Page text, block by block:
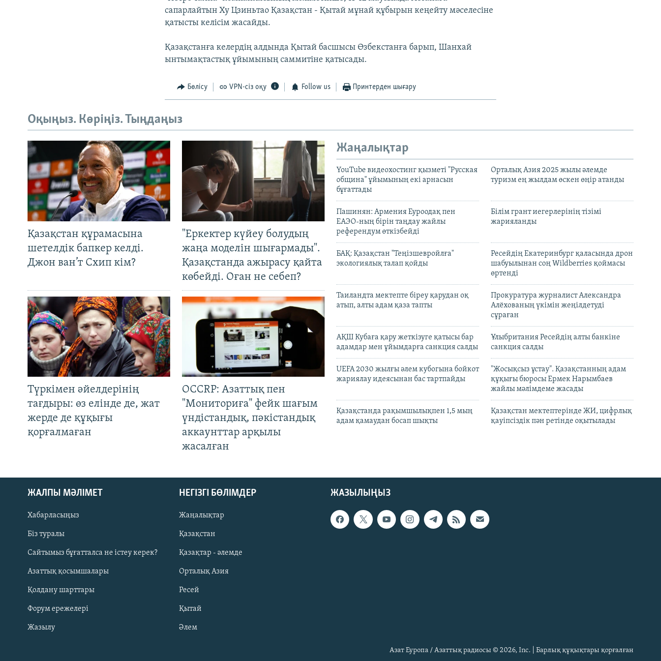
Русский
ЖАЗЫЛЫҢЫЗ
сапарлайтын Ху Цзиньтао Қазақстан - Қытай мұнай құбырын кеңейту мәселесіне
қатысты келісім жасайды.
Қазақстанға келердің алдында Қытай басшысы Өзбекстанға барып, Шанхай
ынтымақтастық ұйымының саммитіне қатысады.
Бөлісу VPN-сіз оқу Follow us Принтерден шығару
Оқыңыз. Көріңіз. Тыңдаңыз
Қазақстан құрамасына
шетелдік бапкер келді.
Джон ван’т Схип кім?
"Еркектер күйеу болудың
жаңа моделін шығармады".
Қазақстанда ажырасу қайта
көбейді. Оған не себеп?
Түркімен әйелдерінің
тағдыры: өз елінде де, жат
жерде де құқығы
қорғалмаған
OCCRP: Азаттық пен
"Мониториға" фейк шағым
үндістандық, пәкістандық
аккаунттар арқылы
жасалған
Жаңалықтар
YouTube видеохостинг қызметі "Русская
община" ұйымының екі арнасын
бұғаттады
Орталық Азия 2025 жылы әлемде
туризм ең жылдам өскен өңір атанды
Пашинян: Армения Еуроодақ пен
ЕАЭО-ның бірін таңдау жайлы
референдум өткізбейді
Білім грант иегерлерінің тізімі
жарияланды
БАҚ: Қазақстан "Теңізшевройлға"
экологиялық талап қойды
Ресейдің Екатеринбург қаласында дрон
шабуылынан соң Wildberries қоймасы
өртенді
Таиландта мектепте біреу қарудан оқ
атып, алты адам қаза тапты
Прокуратура журналист Александра
Алёхованың үкімін жеңілдетуді
сұраған
АҚШ Кубаға қару жеткізуге қатысы бар
адамдар мен ұйымдарға санкция салды
Ұлыбритания Ресейдің алты банкіне
санкция салды
UEFA 2030 жылғы әлем кубогына бойкот
жариялау идеясынан бас тартпайды
"Жосықсыз ұстау". Қазақстанның адам
құқығы бюросы Ермек Нарымбаев
жайлы мәлімдеме жасады
Қазақстанда рақымшылықпен 1,5 мың
адам қамаудан босап шықты
Қазақстан мектептерінде ЖИ, цифрлық
қауіпсіздік пән ретінде оқытылады
ЖАЗЫЛЫҢЫЗ
ЖАЛПЫ МӘЛІМЕТ
Хабарласыңыз
Біз туралы
Сайтымыз бұғатталса не істеу керек?
Азаттық қосымшалары
Қолдану шарттары
Форум ережелері
Жазылу
НЕГІЗГІ БӨЛІМДЕР
Жаңалықтар
Қазақстан
Қазақтар - әлемде
Орталық Азия
Ресей
Қытай
Әлем
Азат Еуропа / Азаттық радиосы © 2026, Inc. | Барлық құқықтары қорғалған